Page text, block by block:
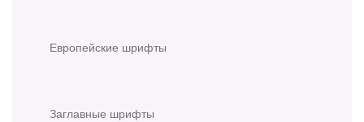
Европейские шрифты
Заглавные шрифты